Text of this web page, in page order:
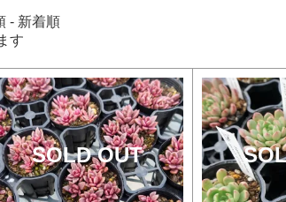
- 新着順
す
SOLD OUT